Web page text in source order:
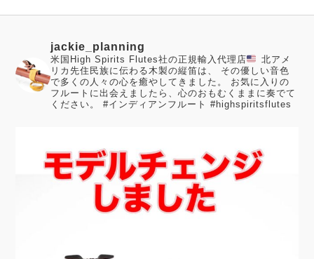
jackie_planning
米国High Spirits Flutes社の正規輸入代理店
北アメ
リカ先住民族に伝わる木製の縦笛は、 その優しい音色
で多くの人々の心を癒やしてきました。
お気に入りの
フルートに出会えましたら、心のおもむくままに奏でて
ください。
#インディアンフルート #highspiritsflutes